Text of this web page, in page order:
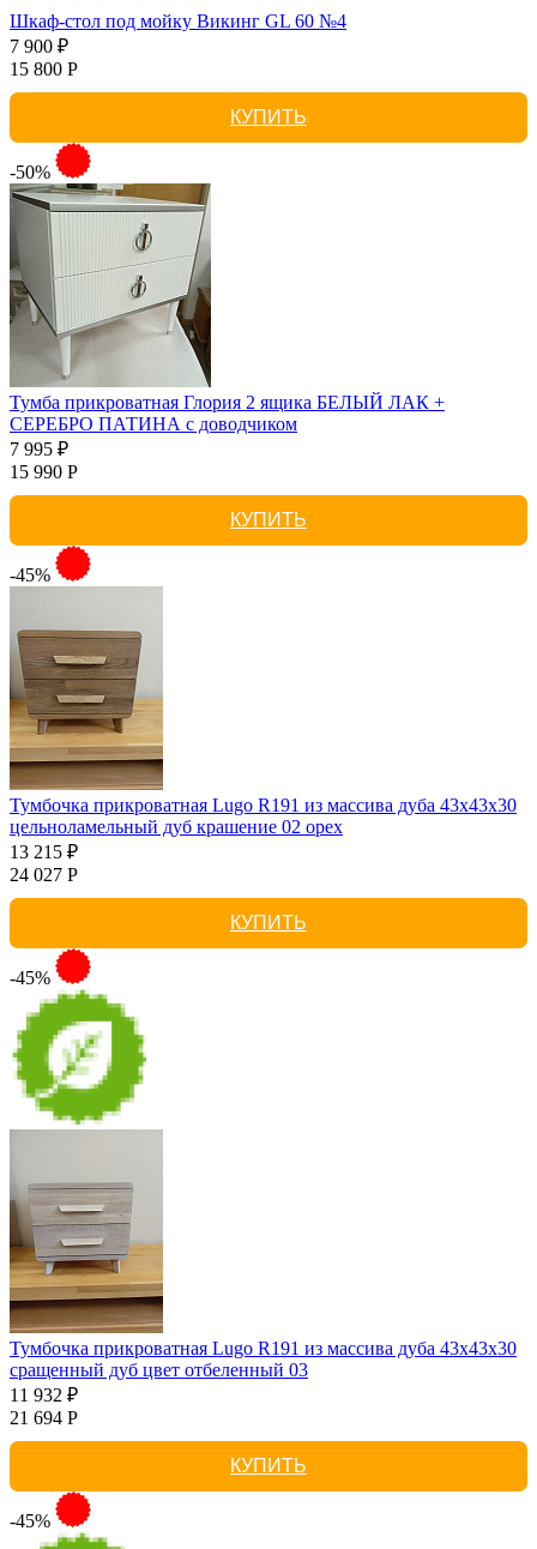
Шкаф-стол под мойку Викинг GL 60 №4
7 900 ₽
15 800 Р
КУПИТЬ
-50%
Тумба прикроватная Глория 2 ящика БЕЛЫЙ ЛАК +
СЕРЕБРО ПАТИНА с доводчиком
7 995 ₽
15 990 Р
КУПИТЬ
-45%
Тумбочка прикроватная Lugo R191 из массива дуба 43х43х30
цельноламельный дуб крашение 02 орех
13 215 ₽
24 027 Р
КУПИТЬ
-45%
Тумбочка прикроватная Lugo R191 из массива дуба 43х43х30
сращенный дуб цвет отбеленный 03
11 932 ₽
21 694 Р
КУПИТЬ
-45%